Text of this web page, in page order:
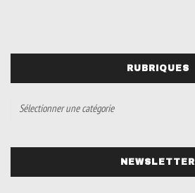
RUBRIQUES
NEWSLETTER